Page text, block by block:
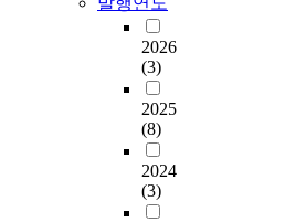
2026
(3)
2025
(8)
2024
(3)